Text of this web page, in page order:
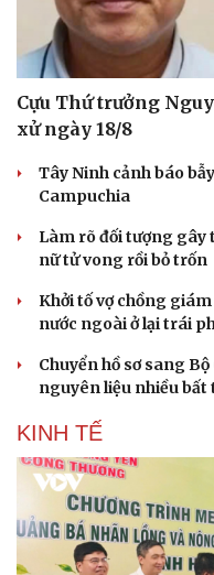
Du lịch
Tư vấn
Săn Tour
check-in
Cựu Thứ trưởng
xử ngày 18/8
Tây Ninh cảnh báo
Campuchia
Làm rõ đối tượng
nữ tử vong rồi bỏ trốn
Khởi tố vợ chồng
nước ngoài ở lại trái
Chuyển hồ sơ sang
nguyên liệu nhiều bất
KINH TẾ